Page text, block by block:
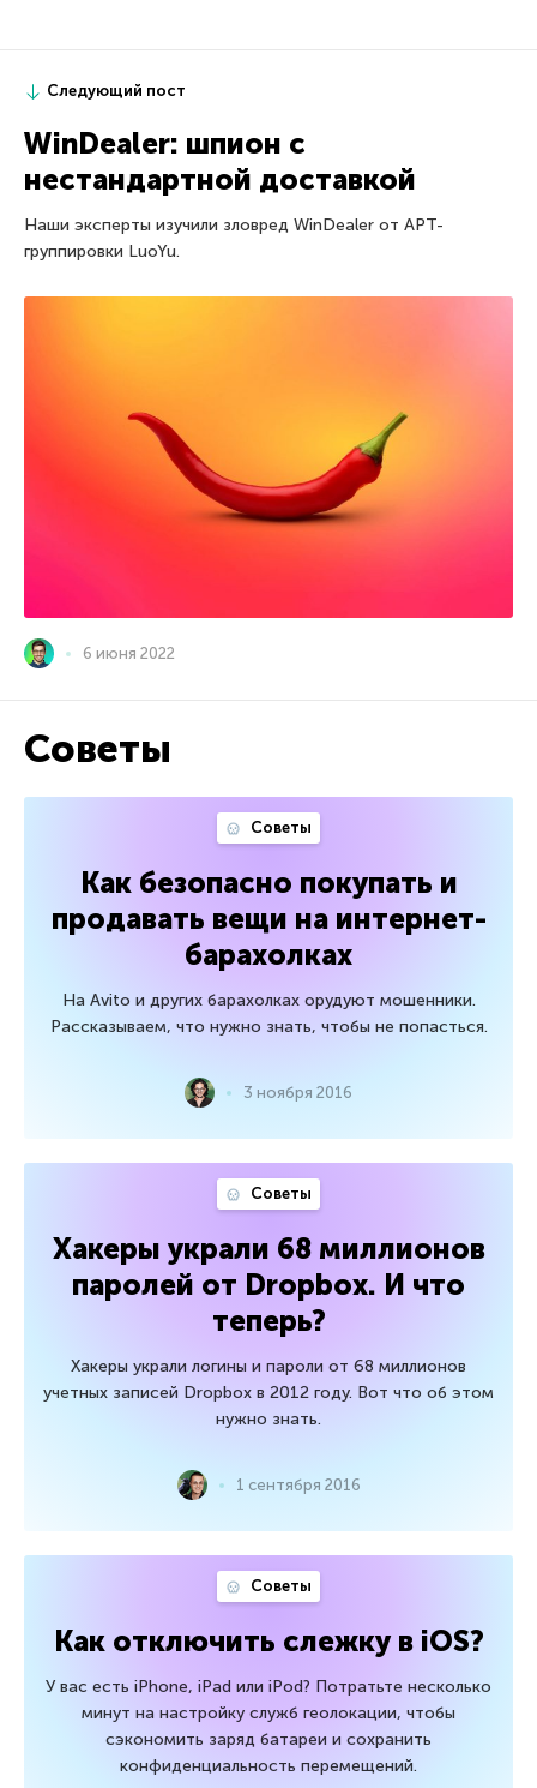
Следующий пост
WinDealer: шпион с
нестандартной доставкой
Наши эксперты изучили зловред WinDealer от APT-
группировки LuoYu.
6 июня 2022
Советы
Советы
Как безопасно покупать и
продавать вещи на интернет-
барахолках
На Avito и других барахолках орудуют мошенники.
Рассказываем, что нужно знать, чтобы не попасться.
3 ноября 2016
Советы
Хакеры украли 68 миллионов
паролей от Dropbox. И что
теперь?
Хакеры украли логины и пароли от 68 миллионов
учетных записей Dropbox в 2012 году. Вот что об этом
нужно знать.
1 сентября 2016
Советы
Как отключить слежку в iOS?
У вас есть iPhone, iPad или iPod? Потратьте несколько
минут на настройку служб геолокации, чтобы
сэкономить заряд батареи и сохранить
конфиденциальность перемещений.